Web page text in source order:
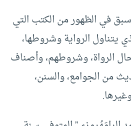
في الظهور من الكتب التي
يتناول الرواية وشروطها،
الرواة، وشروطهم، وأصناف
من الجوامع، والسنن،